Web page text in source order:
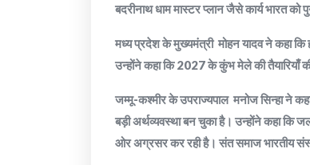
बदरीनाथ धाम मास्टर प्लान जैसे कार्य भारत
मध्य प्रदेश के मुख्यमंत्री मोहन यादव ने कहा कि
उन्होंने कहा कि 2027 के कुंभ मेले की तैयारियाँ
जम्मू-कश्मीर के उपराज्यपाल मनोज सिन्हा ने
बड़ी अर्थव्यवस्था बन चुका है। उन्होंने कहा कि
ओर अग्रसर कर रही है। संत समाज भारतीय